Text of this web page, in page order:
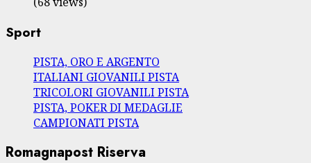
Sport
PISTA, ORO E ARGENTO
ITALIANI GIOVANILI PISTA
TRICOLORI GIOVANILI PISTA
PISTA, POKER DI MEDAGLIE
CAMPIONATI PISTA
Romagnapost Riserva